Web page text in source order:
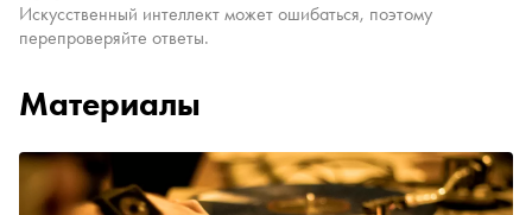
Искусственный интеллект может ошибаться, поэтому
перепроверяйте ответы.
Материалы